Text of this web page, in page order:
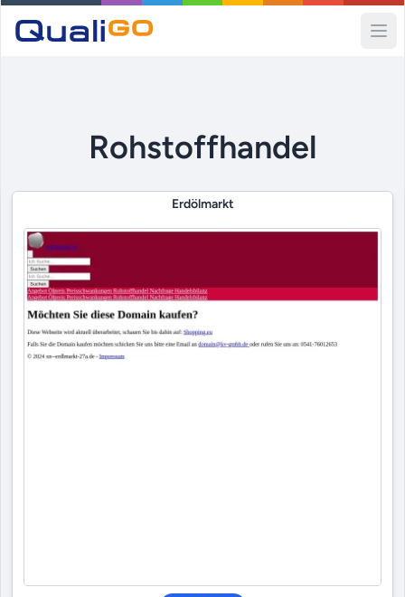
Rohstoffhandel
Erdölmarkt